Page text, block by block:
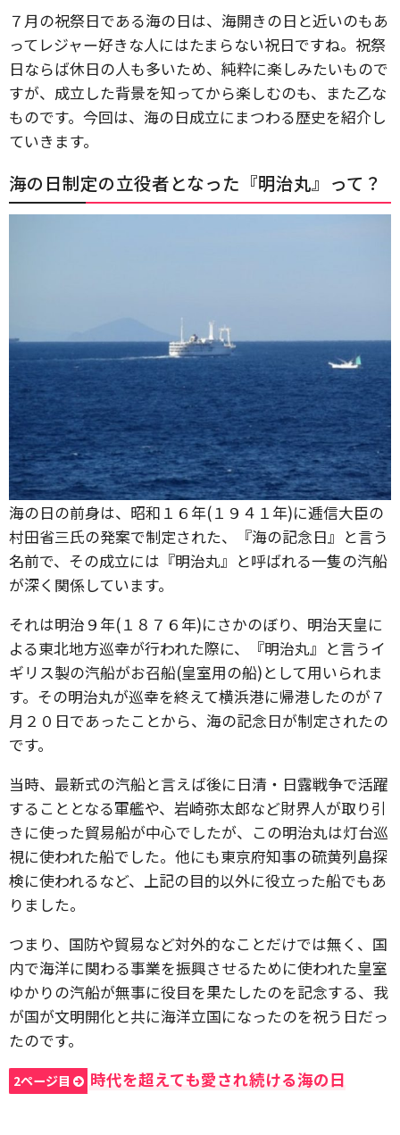
７月の祝祭日である海の日は、海開きの日と近いのもあ
ってレジャー好きな人にはたまらない祝日ですね。祝祭
日ならば休日の人も多いため、純粋に楽しみたいもので
すが、成立した背景を知ってから楽しむのも、また乙な
ものです。今回は、海の日成立にまつわる歴史を紹介し
ていきます。
海の日制定の立役者となった『明治丸』って？
海の日の前身は、昭和１６年(１９４１年)に逓信大臣の
村田省三氏の発案で制定された、『海の記念日』と言う
名前で、その成立には『明治丸』と呼ばれる一隻の汽船
が深く関係しています。
それは明治９年(１８７６年)にさかのぼり、明治天皇に
よる東北地方巡幸が行われた際に、『明治丸』と言うイ
ギリス製の汽船がお召船(皇室用の船)として用いられま
す。その明治丸が巡幸を終えて横浜港に帰港したのが７
月２０日であったことから、海の記念日が制定されたの
です。
当時、最新式の汽船と言えば後に日清・日露戦争で活躍
することとなる軍艦や、岩崎弥太郎など財界人が取り引
きに使った貿易船が中心でしたが、この明治丸は灯台巡
視に使われた船でした。他にも東京府知事の硫黄列島探
検に使われるなど、上記の目的以外に役立った船でもあ
りました。
つまり、国防や貿易など対外的なことだけでは無く、国
内で海洋に関わる事業を振興させるために使われた皇室
ゆかりの汽船が無事に役目を果たしたのを記念する、我
が国が文明開化と共に海洋立国になったのを祝う日だっ
たのです。
2ページ目 時代を超えても愛され続ける海の日